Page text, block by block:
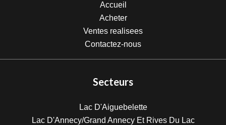
Accueil
Acheter
Ventes realisees
Contactez-nous
Secteurs
Lac D'Aiguebelette
Lac D'Annecy/Grand Annecy Et Rives Du Lac